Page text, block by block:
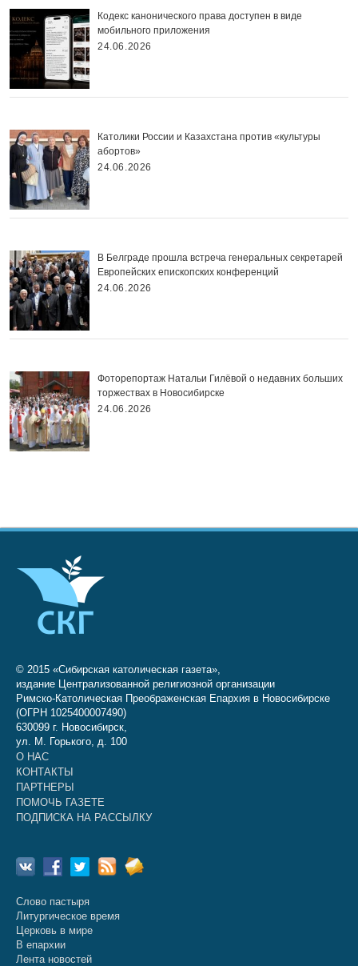
Кодекс канонического права доступен в виде
мобильного приложения
24.06.2026
Католики России и Казахстана против «культуры
абортов»
24.06.2026
В Белграде прошла встреча генеральных секретарей
Европейских епископских конференций
24.06.2026
Фоторепортаж Натальи Гилёвой о недавних больших
торжествах в Новосибирске
24.06.2026
© 2015 «Сибирская католическая газета»,
издание Централизованной религиозной организации
Римско-Католическая Преображенская Епархия в Новосибирске
(ОГРН 1025400007490)
630099 г. Новосибирск,
ул. М. Горького, д. 100
О НАС
КОНТАКТЫ
ПАРТНЕРЫ
ПОМОЧЬ ГАЗЕТЕ
ПОДПИСКА НА РАССЫЛКУ
Слово пастыря
Литургическое время
Церковь в мире
В епархии
Лента новостей